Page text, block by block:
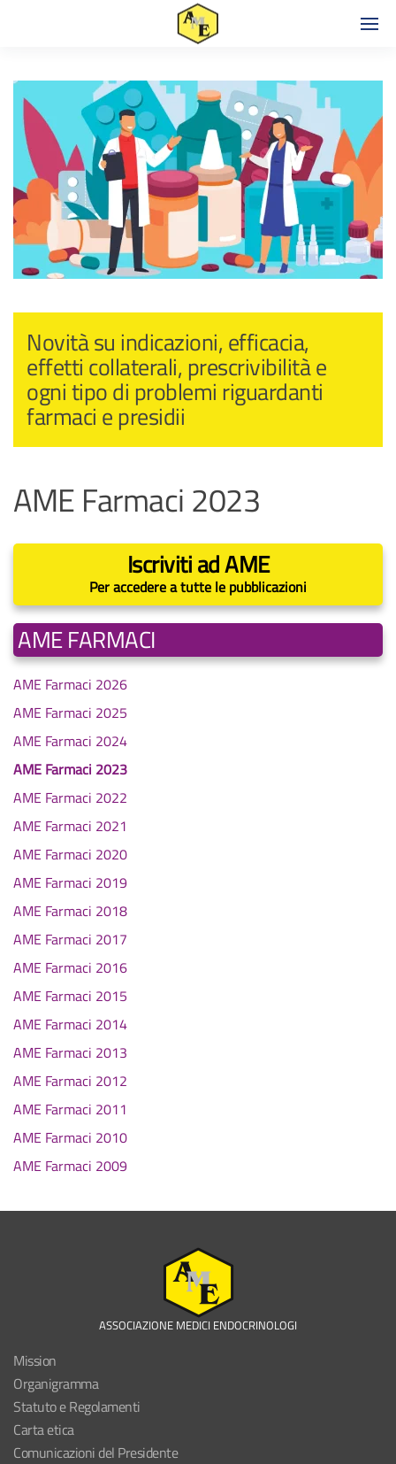
Novità su indicazioni, efficacia,
effetti collaterali, prescrivibilità e
ogni tipo di problemi riguardanti
farmaci e presidii
AME Farmaci 2023
Iscriviti ad AME
Per accedere a tutte le pubblicazioni
AME FARMACI
AME Farmaci 2026
AME Farmaci 2025
AME Farmaci 2024
AME Farmaci 2023
AME Farmaci 2022
AME Farmaci 2021
AME Farmaci 2020
AME Farmaci 2019
AME Farmaci 2018
AME Farmaci 2017
AME Farmaci 2016
AME Farmaci 2015
AME Farmaci 2014
AME Farmaci 2013
AME Farmaci 2012
AME Farmaci 2011
AME Farmaci 2010
AME Farmaci 2009
ASSOCIAZIONE MEDICI ENDOCRINOLOGI
Mission
Organigramma
Statuto e Regolamenti
Carta etica
Comunicazioni del Presidente